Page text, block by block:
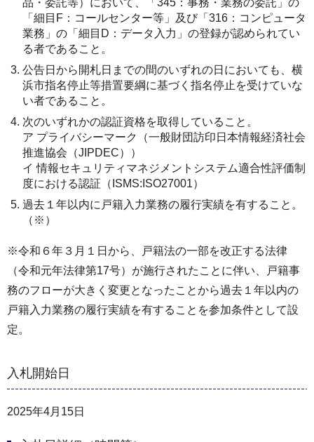
品・委託等）において、「345：事務・業務の委託」の
「細目F：コールセンター等」及び「316：コンピュータ
業務」の「細目D：データ入力」の登録が認められてい
る者であること。
公告日から開札日までの間のいずれの日においても、横
浜市指名停止等措置要綱に基づく指名停止を受けていな
い者であること。
次のいずれかの認証資格を取得していること。
ア プライバシーマーク（一般財団訪印日本情報経済社会
推進協会（JIPDEC））
イ 情報セキュリティマネジメントシステム適合性評価制
度における認証（ISMS:ISO27001）
過去１年以内に戸籍入力業務の履行実績を有すること。
（※）
※令和６年３月１日から、戸籍法の一部を改正する法律
（令和元年法律第17号）が施行されたことに伴い、戸籍事
務のフローが大きく変更となったことから過去１年以内の
戸籍入力業務の履行実績を有することを参加条件として設
定。
入札開始日
2025年4月15日